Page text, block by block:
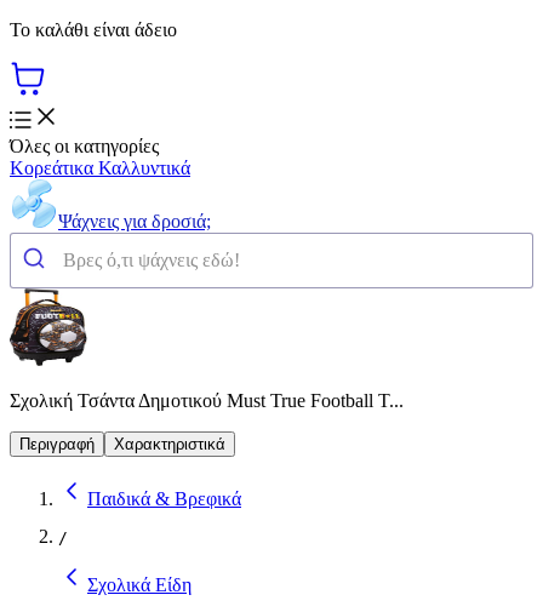
Το καλάθι είναι άδειο
Όλες οι κατηγορίες
Κορεάτικα Καλλυντικά
Ψάχνεις για δροσιά;
Σχολική Τσάντα Δημοτικού Must True Football Τ...
Περιγραφή Χαρακτηριστικά
Παιδικά & Βρεφικά
/
Σχολικά Είδη